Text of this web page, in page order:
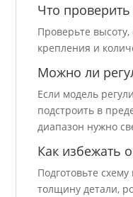
Что
Проверьте высоту,
крепления и
Можно ли
Если модель
подстроить в
диапазон нужно
Как избежать
Подготовьте
толщину детали,